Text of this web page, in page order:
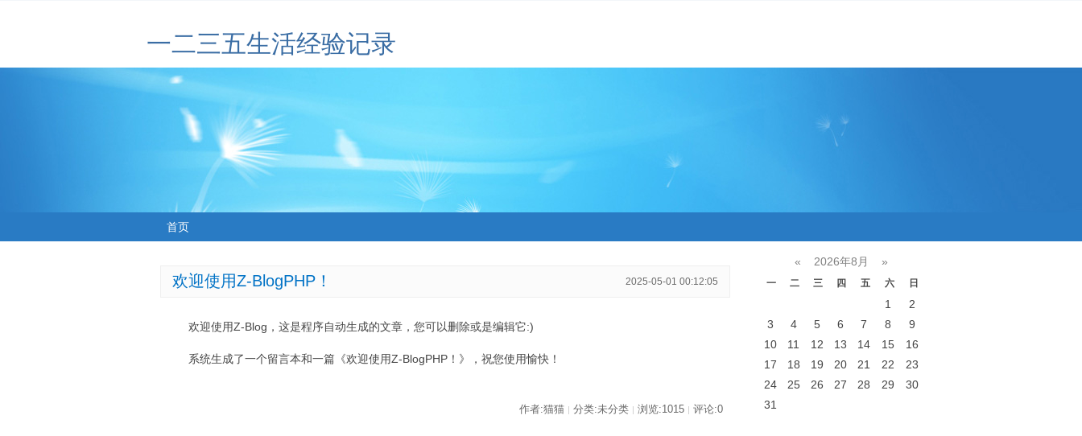
一二三五生活经验记录
首页
欢迎使用Z-BlogPHP！ 2025-05-01 00:12:05
欢迎使用Z-Blog，这是程序自动生成的文章，您可以删除或是编辑它:)
系统生成了一个留言本和一篇《欢迎使用Z-BlogPHP！》，祝您使用愉快！
作者:猫猫 | 分类:未分类 | 浏览:1015 | 评论:0
« 2026年8月 »
一 二 三 四 五 六 日
1
2
3
4 5 6 7 8
9
10
11 12 13 14 15
16
17
18 19 20 21 22
23
24
25 26 27 28 29
30
31